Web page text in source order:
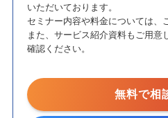
いただいております。
セミナー内容や料金については、
また、サービス紹介資料もご用意
確認ください。
無料で相